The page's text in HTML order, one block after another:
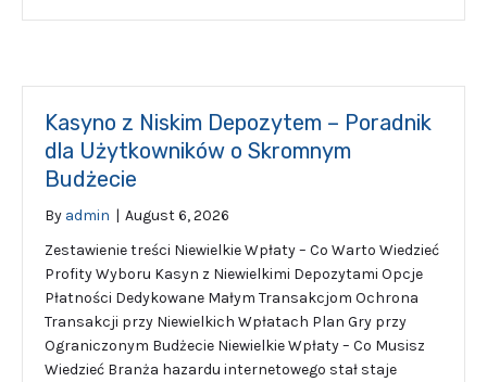
Kasyno z Niskim Depozytem – Poradnik
dla Użytkowników o Skromnym
Budżecie
By admin | August 6, 2026
Zestawienie treści Niewielkie Wpłaty – Co Warto Wiedzieć
Profity Wyboru Kasyn z Niewielkimi Depozytami Opcje
Płatności Dedykowane Małym Transakcjom Ochrona
Transakcji przy Niewielkich Wpłatach Plan Gry przy
Ograniczonym Budżecie Niewielkie Wpłaty – Co Musisz
Wiedzieć Branża hazardu internetowego stał staje